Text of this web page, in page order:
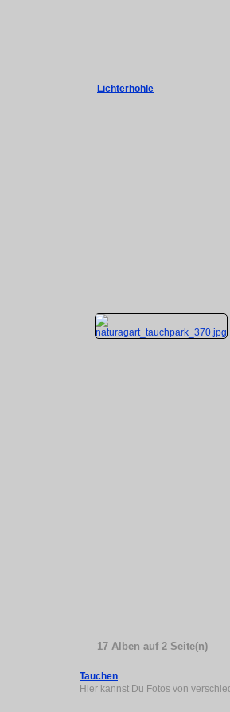
Lichterhöhle
17 Alben auf 2 Seite(n)
Tauchen
Hier kannst Du Fotos von